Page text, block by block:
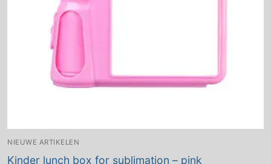
NIEUWE ARTIKELEN
Kinder lunch box for sublimation – pink